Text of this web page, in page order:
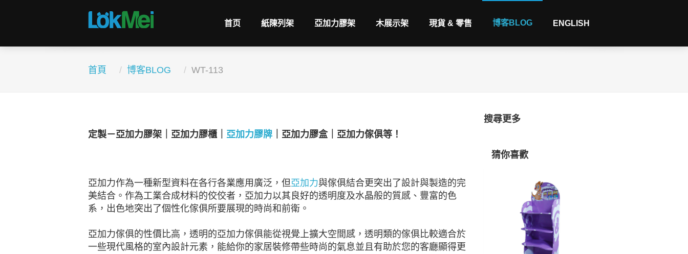
首页 紙陳列架 亞加力膠架 木展示架 現貨 & 零售 博客BLOG ENGLISH
首頁 博客BLOG WT-113
定製－亞加力膠架｜亞加力膠櫃｜ 亞加力膠牌 ｜亞加力膠盒｜亞加力傢俱等！
亞加力作為一種新型資料在各行各業應用廣泛，但亞加力與傢俱結合更突出了設計與製造的完
美結合。作為工業合成材料的佼佼者，亞加力以其良好的透明度及水晶般的質感、豐富的色
系，出色地突出了個性化傢俱所要展現的時尚和前衛。
亞加力傢俱的性價比高，透明的亞加力傢俱能從視覺上擴大空間感，透明類的傢俱比較適合於
一些現代風格的室內設計元素，能給你的家居裝修帶些時尚的氣息並且有助於您的客廳顯得更
搜尋更多
猜你喜歡